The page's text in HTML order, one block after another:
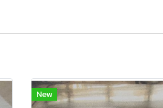
New